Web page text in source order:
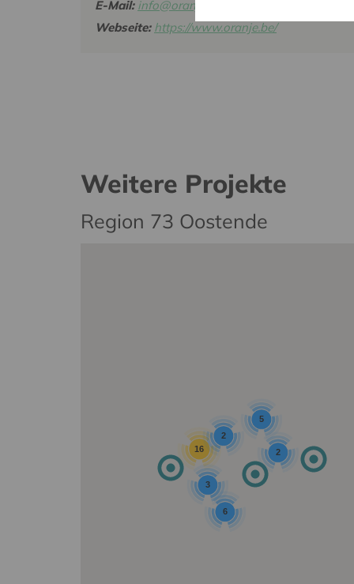
E-Mail: info@oranje.be
Webseite: https://www.oranje.be/
Weitere Projekte
Region 73 Oostende
5
16
6
2
3
2